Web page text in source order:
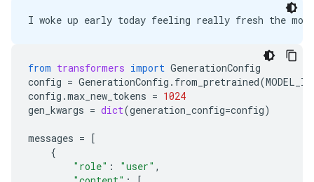
from transformers import GenerationConfig
config = GenerationConfig . from_pretrained(MODEL_ID
config .max_new_tokens = 1024
gen_kwargs = dict(generation_config=config)
messages = [
{
"role" : "user" ,